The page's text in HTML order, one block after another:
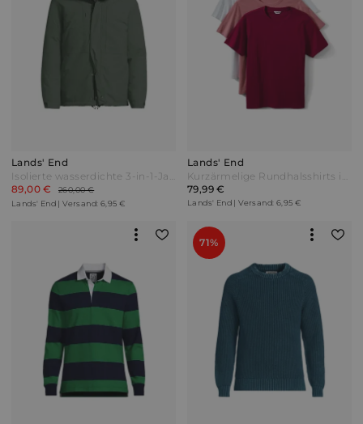
Lands' End
89,00 €
260,00 €
Lands' End | Versand: 6,95 €
Lands' End
79,99 €
Lands' End | Versand: 6,95 €
71%